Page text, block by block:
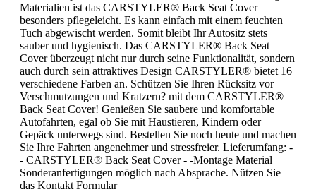
Materialien ist das CARSTYLER® Back Seat Cover
besonders pflegeleicht. Es kann einfach mit einem feuchten
Tuch abgewischt werden. Somit bleibt Ihr Autositz stets
sauber und hygienisch. Das CARSTYLER® Back Seat
Cover überzeugt nicht nur durch seine Funktionalität, sondern
auch durch sein attraktives Design CARSTYLER® bietet 16
verschiedene Farben an. Schützen Sie Ihren Rücksitz vor
Verschmutzungen und Kratzern? mit dem CARSTYLER®
Back Seat Cover! Genießen Sie saubere und komfortable
Autofahrten, egal ob Sie mit Haustieren, Kindern oder
Gepäck unterwegs sind. Bestellen Sie noch heute und machen
Sie Ihre Fahrten angenehmer und stressfreier. Lieferumfang: -
- CARSTYLER® Back Seat Cover - -Montage Material
Sonderanfertigungen möglich nach Absprache. Nützen Sie
das Kontakt Formular